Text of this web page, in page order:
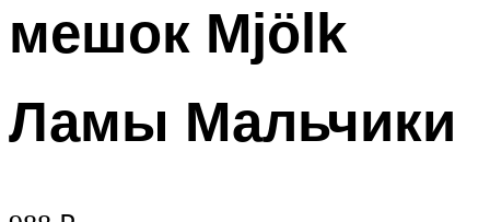
мешок Mjölk
Ламы Мальчики